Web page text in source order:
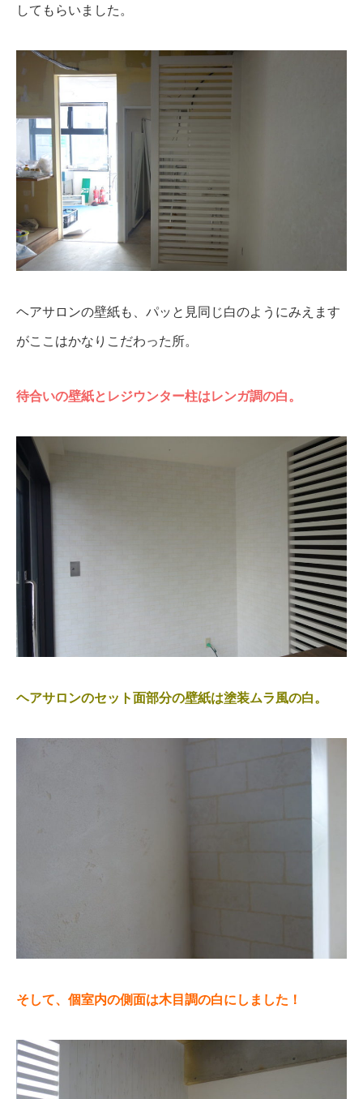
してもらいました。
ヘアサロンの壁紙も、パッと見同じ白のようにみえます
がここはかなりこだわった所。
待合いの壁紙とレジウンター柱はレンガ調の白。
ヘアサロンのセット面部分の壁紙は塗装ムラ風の白。
そして、個室内の側面は木目調の白にしました！